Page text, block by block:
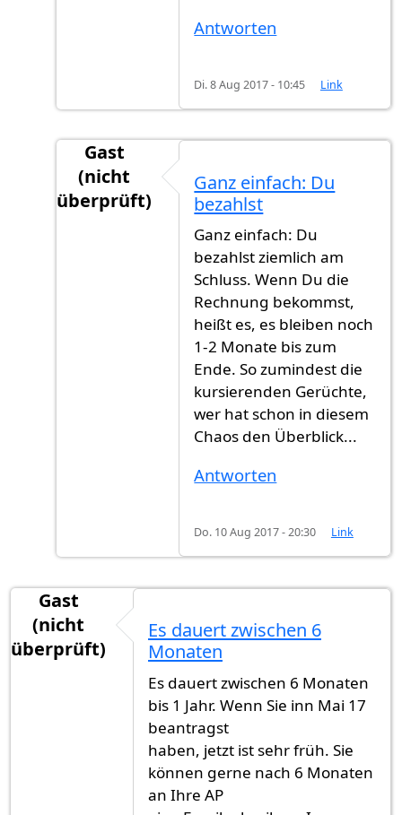
Antworten
Di. 8 Aug 2017 - 10:45 Link
Gast
(nicht
überprüft)
Ich habe meine Antrag am Juni
Ganz einfach: Du
bezahlst
Ganz einfach: Du
bezahlst ziemlich am
Schluss. Wenn Du die
Rechnung bekommst,
heißt es, es bleiben noch
1-2 Monate bis zum
Ende. So zumindest die
kursierenden Gerüchte,
wer hat schon in diesem
Chaos den Überblick...
Antworten
Do. 10 Aug 2017 - 20:30 Link
Gast
(nicht
überprüft)
Es dauert zwischen 6
Monaten
Es dauert zwischen 6 Monaten
bis 1 Jahr. Wenn Sie inn Mai 17
beantragst
haben, jetzt ist sehr früh. Sie
können gerne nach 6 Monaten
an Ihre AP